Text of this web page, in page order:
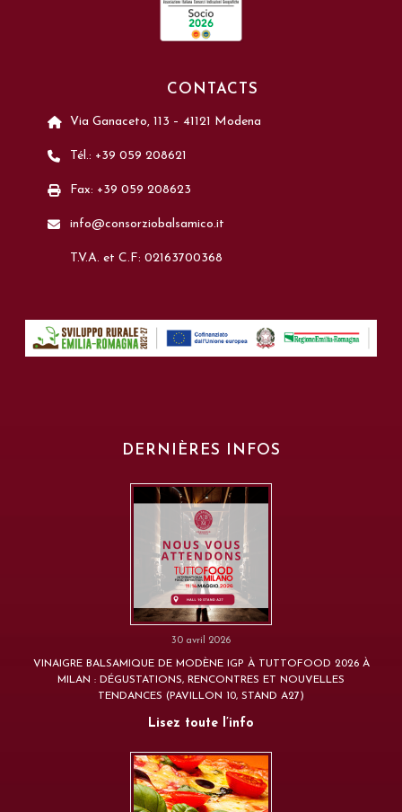
CONTACTS
Via Ganaceto, 113 – 41121 Modena
Tél.: +39 059 208621
Fax: +39 059 208623
info@consorziobalsamico.it
T.V.A. et C.F: 02163700368
DERNIÈRES INFOS
30 avril 2026
VINAIGRE BALSAMIQUE DE MODÈNE IGP À TUTTOFOOD 2026 À
MILAN : DÉGUSTATIONS, RENCONTRES ET NOUVELLES
TENDANCES (PAVILLON 10, STAND A27)
Lisez toute l’info